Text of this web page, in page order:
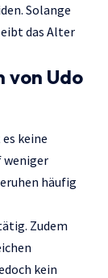
Solange
das Alter
von Udo
keine
weniger
häufig
Zudem
kein